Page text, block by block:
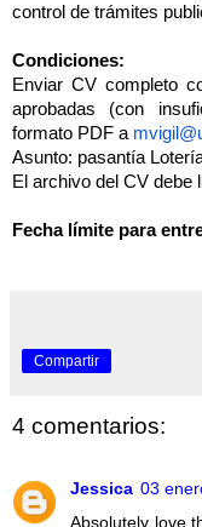
control de trámites
Condiciones:
Enviar CV completo
aprobadas (con
formato PDF a
Asunto: pasantía
El archivo del CV debe
Fecha límite para
Compartir
4 comentarios:
Jessica 03
Absolutely love